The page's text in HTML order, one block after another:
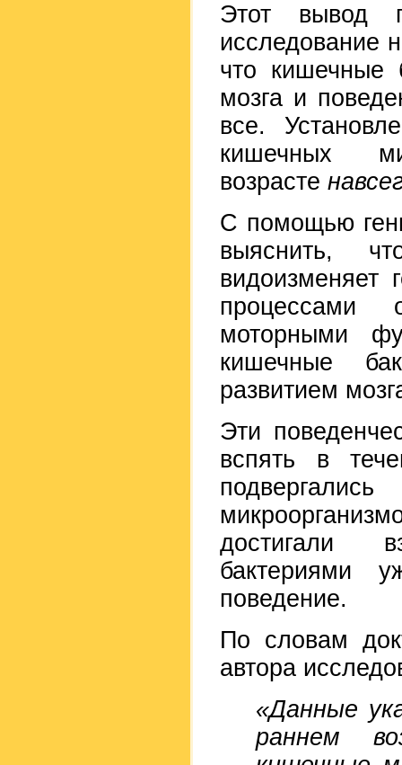
Этот вывод
исследование
что кишечные
мозга и
все.
кишечных
возрасте
С помощью
выяснить,
видоизменяет
процессами
моторными
кишечные
развитием
Эти
вспять в
достигали
бактериями
поведение.
По словам
автора
«Данные
раннем